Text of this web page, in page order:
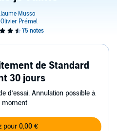
de Standard
30 jours
d’essai. Annulation possible à
moment
pour 0,00 €